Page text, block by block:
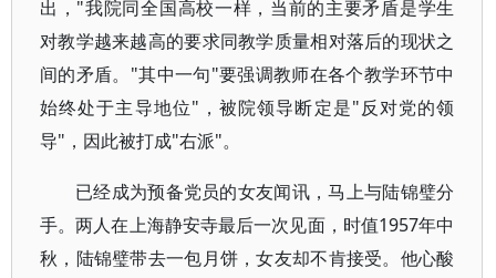
出，"我院同全国高校一样，当前的主要矛盾是学生
对教学越来越高的要求同教学质量相对落后的现状之
间的矛盾。"其中一句"要强调教师在各个教学环节中
始终处于主导地位"，被院领导断定是"反对党的领
导"，因此被打成"右派"。
已经成为预备党员的女友闻讯，马上与陆锦璧分
手。两人在上海静安寺最后一次见面，时值1957年中
秋，陆锦璧带去一包月饼，女友却不肯接受。他心酸